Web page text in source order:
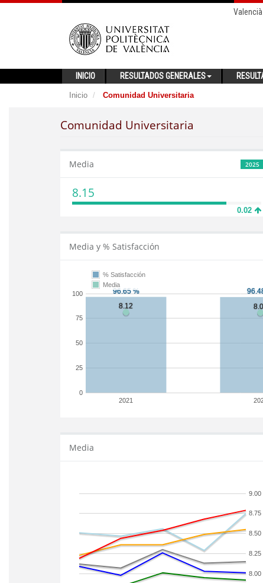
Valencià
INICIO RESULTADOS GENERALES
Inicio Comunidad Universitaria
Comunidad Universitaria
2025
Media
8.15
0.02
Media y % Satisfacción
2021
0
25
50
75
100
% Satisfacción
Media
Media
8.00
8.25
8.50
8.75
9.00